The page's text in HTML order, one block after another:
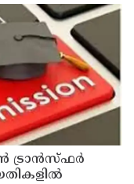
ട്രാൻസ്ഫർ